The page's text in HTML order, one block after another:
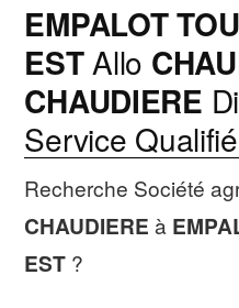
EMPALOT
ESTAllo
CHAUDIERE
Service Qualifié
Recherche Société
CHAUDIERE à
EST ?